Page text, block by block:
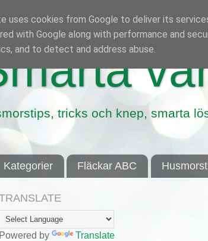
tricks och knep, smarta
Kategorier Fläckar ABC
Powered by Translate
uses cookies from Google to deliver its
with Google along with performance and
and to detect and address abuse.